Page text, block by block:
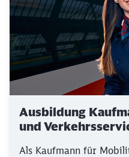
Ausbildung
und
Als Kaufmann für